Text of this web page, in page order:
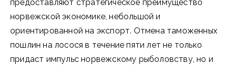
предоставляют стратегическое преимущество
норвежской экономике, небольшой и
ориентированной на экспорт. Отмена таможенных
пошлин на лосося в течение пяти лет не только
придаст импульс норвежскому рыболовству, но и